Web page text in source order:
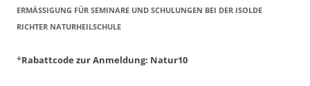
ERMÄSSIGUNG FÜR SEMINARE UND SCHULUNGEN BEI DER ISOLDE R
ICHTER NATURHEILSCHULE
*Rabattcode zur Anmeldung: Natur10